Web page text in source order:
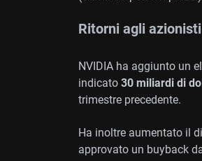
Ritorni agli
NVIDIA ha aggiunto un
indicato 30 miliardi di
trimestre precedente.
Ha inoltre aumentato il
approvato un buyback